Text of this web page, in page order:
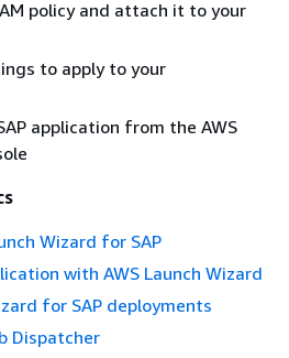
policy and attach it to your
to apply to your
application from the AWS
Wizard for SAP
with AWS Launch Wizard
for SAP deployments
Dispatcher